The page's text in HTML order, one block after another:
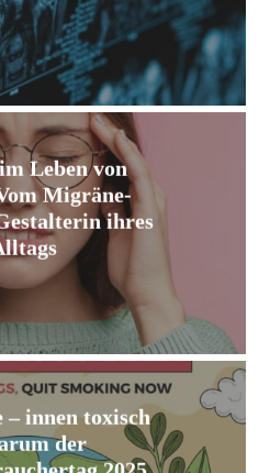
Leben von
Migräne-
ihres
– innen toxisch
der